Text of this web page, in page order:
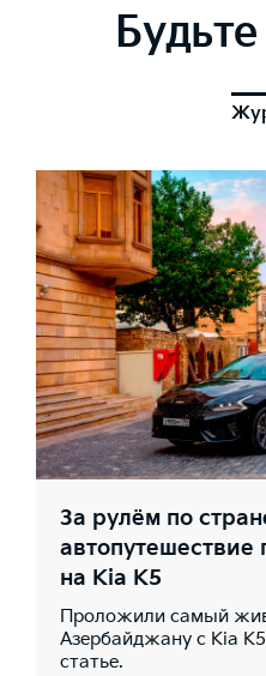
За рулём по
на Kia K5
Проложили самый
Азербайджану с Kia
статье.